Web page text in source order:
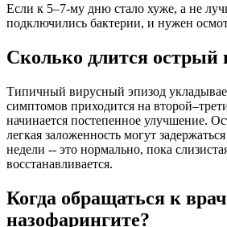
Если к 5–7-му дню стало хуже, а не
подключились бактерии, и нужен
Сколько длится острый
Типичный вирусный эпизод
симптомов приходится на
начинается постепенное улучшение.
легкая заложенность могут
недели -- это нормально, пока
восстанавливается.
Когда обращаться к
назофарингите?